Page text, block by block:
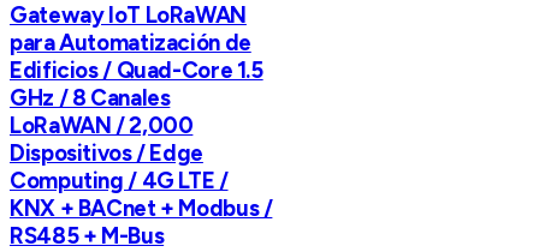
Gateway IoT LoRaWAN
para Automatización de
Edificios / Quad-Core 1.5
GHz / 8 Canales
LoRaWAN / 2,000
Dispositivos / Edge
Computing / 4G LTE /
KNX + BACnet + Modbus /
RS485 + M-Bus